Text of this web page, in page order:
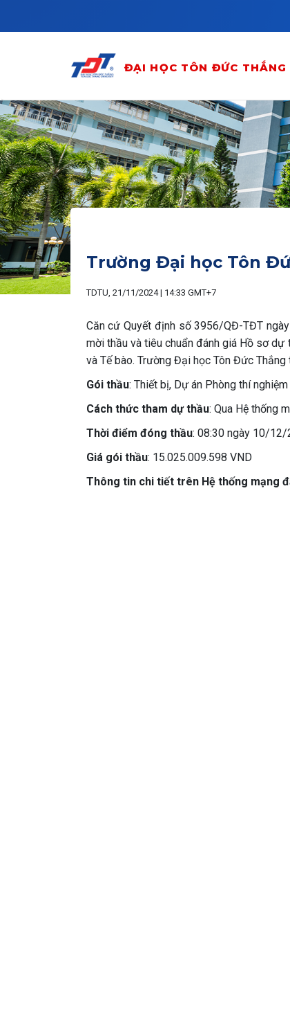
ĐẠI HỌC TÔN ĐỨC THẮNG
Trường Đại học Tôn
TDTU, 21/11/2024 | 14:33 GMT+7
Căn cứ Quyết định số 3956/QĐ-TĐT
mời thầu và tiêu chuẩn đánh giá Hồ sơ dự
và Tế bào. Trường Đại học Tôn Đức
Gói thầu: Thiết bị, Dự án Phòng thí
Cách thức tham dự thầu: Qua Hệ thống
Thời điểm đóng thầu: 08:30 ngày 10/12/
Giá gói thầu: 15.025.009.598 VND
Thông tin chi tiết trên Hệ thống mạng